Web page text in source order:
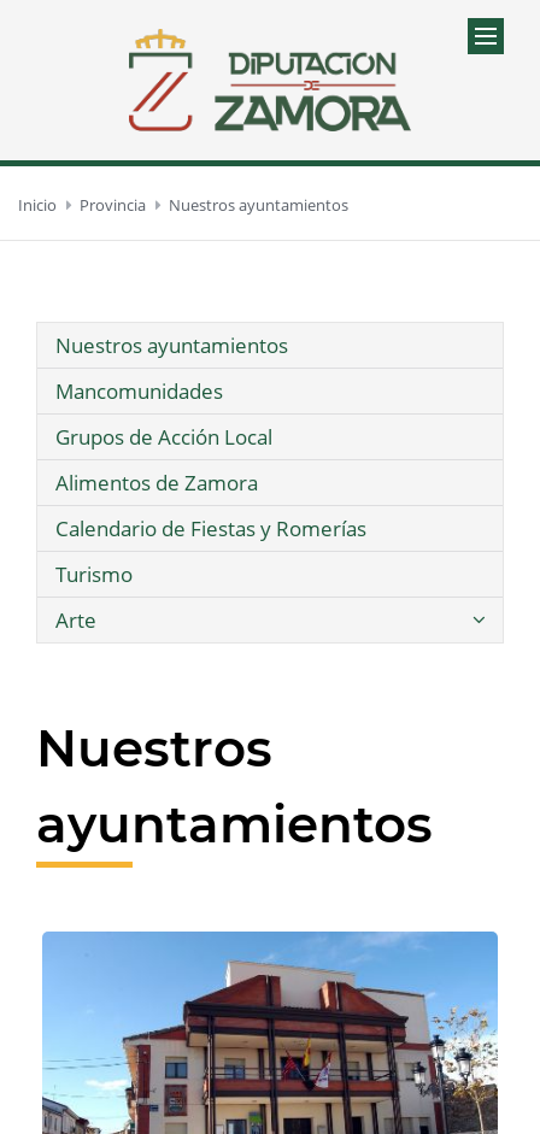
Inicio Provincia Nuestros ayuntamientos
Nuestros ayuntamientos
Mancomunidades
Grupos de Acción Local
Alimentos de Zamora
Calendario de Fiestas y Romerías
Turismo
Arte
Nuestros
ayuntamientos